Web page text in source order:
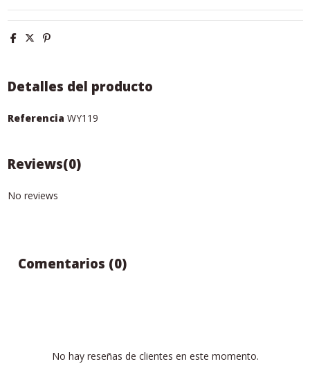
Detalles del producto
Referencia WY119
Reviews(0)
No reviews
Comentarios (0)
No hay reseñas de clientes en este momento.